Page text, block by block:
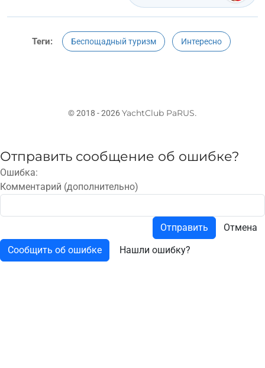
Теги: Беспощадный туризм Интересно
© 2018 - 2026YachtClub PaRUS.
Отправить сообщение об ошибке?
Ошибка:
Комментарий (дополнительно)
Отправить
Отмена
Сообщить об ошибке
Нашли ошибку?